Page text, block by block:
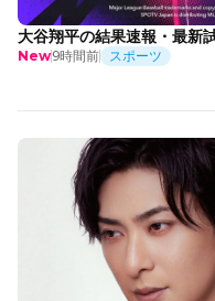
大谷翔平の結果速報・最新
New9時間前 スポーツ